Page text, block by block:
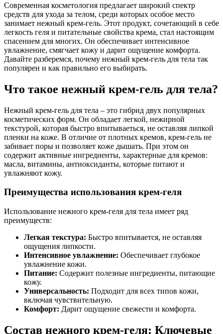
Современная косметология предлагает широкий спектр
средств для ухода за телом, среди которых особое место
занимает нежный крем-гель. Этот продукт, сочетающий в себе
легкость геля и питательные свойства крема, стал настоящим
спасением для многих. Он обеспечивает интенсивное
увлажнение, смягчает кожу и дарит ощущение комфорта.
Давайте разберемся, почему нежный крем-гель для тела так
популярен и как правильно его выбирать.
Что такое нежный крем-гель для тела?
Нежный крем-гель для тела – это гибрид двух популярных
косметических форм. Он обладает легкой, нежирной
текстурой, которая быстро впитываеться, не оставляя липкой
пленки на коже. В отличие от плотных кремов, крем-гель не
забивает поры и позволяет коже дышать. При этом он
содержит активные ингредиенты, характерные для кремов:
масла, витамины, антиоксиданты, которые питают и
увлажняют кожу.
Преимущества использования крем-геля
Использование нежного крем-геля для тела имеет ряд
преимуществ:
Легкая текстура: Быстро впитывается, не оставляя
ощущения липкости.
Интенсивное увлажнение: Обеспечивает глубокое
увлажнение кожи.
Питание: Содержит полезные ингредиенты, питающие
кожу.
Универсальность: Подходит для всех типов кожи,
включая чувствительную.
Комфорт: Дарит ощущение свежести и комфорта.
Состав нежного крем-геля: Ключевые